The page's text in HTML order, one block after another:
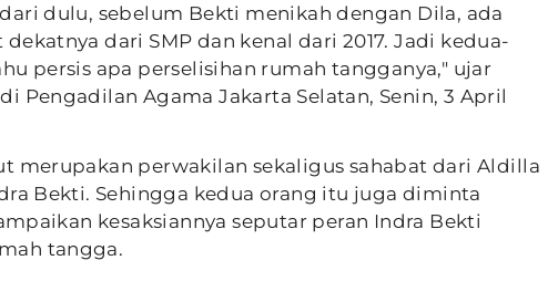
dulu, sebelum Bekti menikah dengan Dila, ada
dekatnya dari SMP dan kenal dari 2017. Jadi kedua-
persis apa perselisihan rumah tangganya," ujar
Pengadilan Agama Jakarta Selatan, Senin, 3 April
merupakan perwakilan sekaligus sahabat dari Aldilla
Bekti. Sehingga kedua orang itu juga diminta
kesaksiannya seputar peran Indra Bekti
tangga.